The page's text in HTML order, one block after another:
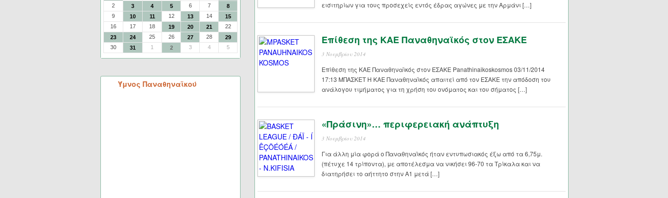
2
3 4 5 6 7
8
9
10 11 12 13 14
15
16
17 18 19 20 21
22
23
24 25 26 27 28
29
30
31 1 2 3 4 5
Ύμνος Παναθηναϊκού
εισιτηρίων για τους προσεχείς εντός έδρας αγώνες με την Αρμάνι […]
Επίθεση της ΚΑΕ Παναθηναϊκός στον ΕΣΑΚΕ
3 Νοεμβρίου 2014
Επίθεση της ΚΑΕ Παναθηναϊκός στον ΕΣΑΚΕ Panathinaikoskosmos 03/11/2014
17:13 ΜΠΑΣΚΕΤ Η ΚΑΕ Παναθηναϊκός απαιτεί από τον ΕΣΑΚΕ την απόδοση του
ανάλογου τιμήματος για τη χρήση του ονόματος και του σήματος […]
«Πράσινη»… περιφερειακή ανάπτυξη
3 Νοεμβρίου 2014
Για άλλη μία φορά ο Παναθηναϊκός ήταν εντυπωσιακός έξω από τα 6,75μ.
(πέτυχε 14 τρίποντα), με αποτέλεσμα να νικήσει 96-70 τα Τρίκαλα και να
διατηρήσει το αήττητο στην Α1 μετά […]